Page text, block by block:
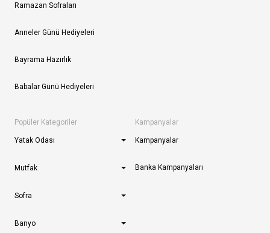
Ramazan Sofraları
Anneler Günü Hediyeleri
Bayrama Hazırlık
Babalar Günü Hediyeleri
Popüler Kategoriler
Yatak Odası
Mutfak
Sofra
Banyo
Kampanyalar
Kampanyalar
Banka Kampanyaları